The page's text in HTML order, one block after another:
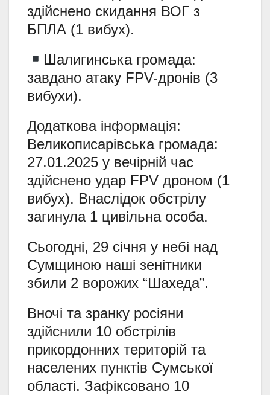
здійснено скидання ВОГ з
БПЛА (1 вибух).
Шалигинська громада:
завдано атаку FPV-дронів (3
вибухи).
Додаткова інформація:
Великописарівська громада:
27.01.2025 у вечірній час
здійснено удар FPV дроном (1
вибух). Внаслідок обстрілу
загинула 1 цивільна особа.
Сьогодні, 29 січня у небі над
Сумщиною наші зенітники
збили 2 ворожих “Шахеда”.
Вночі та зранку росіяни
здійснили 10 обстрілів
прикордонних територій та
населених пунктів Сумської
області. Зафіксовано 10